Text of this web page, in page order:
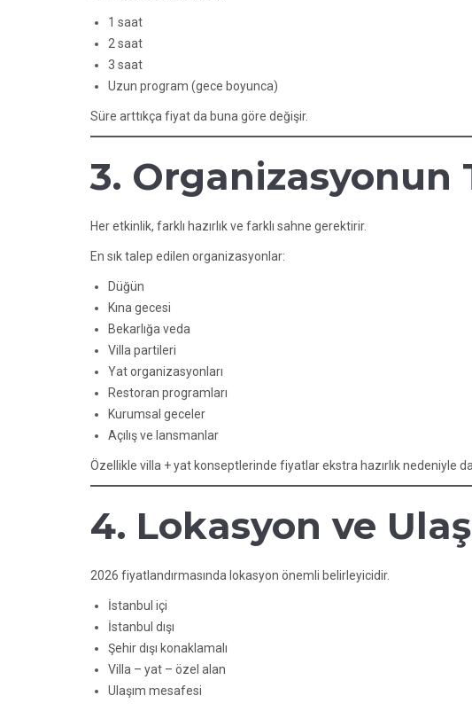
1 saat
2 saat
3 saat
Uzun program (gece boyunca)
Süre arttıkça fiyat da buna göre değişir.
3. Organizasyonun
Her etkinlik, farklı hazırlık ve farklı sahne gerektirir.
En sık talep edilen organizasyonlar:
Düğün
Kına gecesi
Bekarlığa veda
Villa partileri
Yat organizasyonları
Restoran programları
Kurumsal geceler
Açılış ve lansmanlar
Özellikle villa + yat konseptlerinde fiyatlar ekstra hazırlık nedeniyle
4. Lokasyon ve
2026 fiyatlandırmasında lokasyon önemli belirleyicidir.
İstanbul içi
İstanbul dışı
Şehir dışı konaklamalı
Villa – yat – özel alan
Ulaşım mesafesi